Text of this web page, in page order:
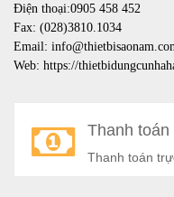
Điện thoại:0905 458 452
Fax: (028)3810.1034
Email:
Web: https://
Thanh toán
Thanh toán